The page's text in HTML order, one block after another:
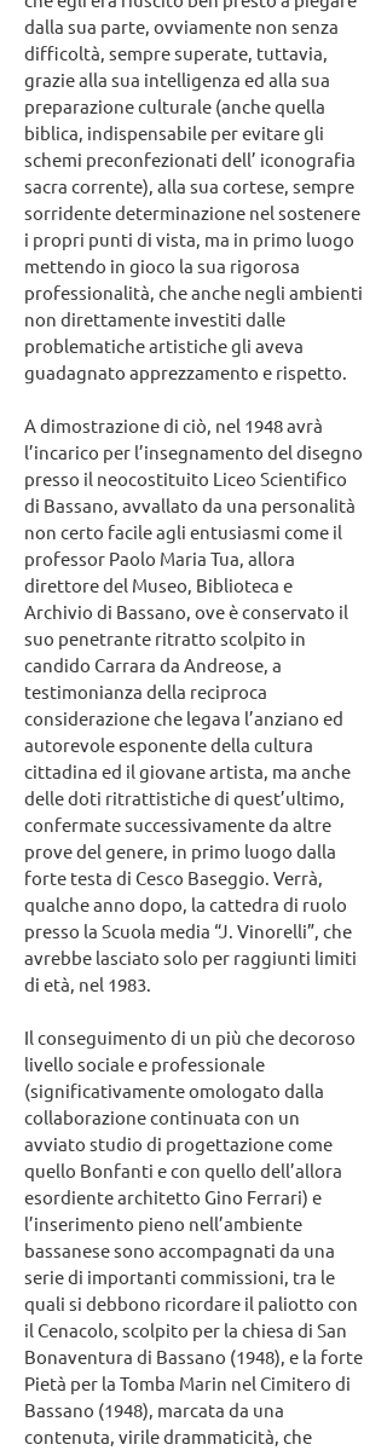
dalla sua parte, ovviamente non senza
difficoltà, sempre superate, tuttavia,
grazie alla sua intelligenza ed alla sua
preparazione culturale (anche quella
biblica, indispensabile per evitare gli
schemi preconfezionati dell’ iconografia
sacra corrente), alla sua cortese, sempre
sorridente determinazione nel sostenere
i propri punti di vista, ma in primo luogo
mettendo in gioco la sua rigorosa
professionalità, che anche negli ambienti
non direttamente investiti dalle
problematiche artistiche gli aveva
guadagnato apprezzamento e rispetto.
A dimostrazione di ciò, nel 1948 avrà
l’incarico per l’insegnamento del disegno
presso il neocostituito Liceo Scientifico
di Bassano, avvallato da una personalità
non certo facile agli entusiasmi come il
professor Paolo Maria Tua, allora
direttore del Museo, Biblioteca e
Archivio di Bassano, ove è conservato il
suo penetrante ritratto scolpito in
candido Carrara da Andreose, a
testimonianza della reciproca
considerazione che legava l’anziano ed
autorevole esponente della cultura
cittadina ed il giovane artista, ma anche
delle doti ritrattistiche di quest’ultimo,
confermate successivamente da altre
prove del genere, in primo luogo dalla
forte testa di Cesco Baseggio. Verrà,
qualche anno dopo, la cattedra di ruolo
presso la Scuola media “J. Vinorelli”, che
avrebbe lasciato solo per raggiunti limiti
di età, nel 1983.
Il conseguimento di un più che decoroso
livello sociale e professionale
(significativamente omologato dalla
collaborazione continuata con un
avviato studio di progettazione come
quello Bonfanti e con quello dell’allora
esordiente architetto Gino Ferrari) e
l’inserimento pieno nell’ambiente
bassanese sono accompagnati da una
serie di importanti commissioni, tra le
quali si debbono ricordare il paliotto con
il Cenacolo, scolpito per la chiesa di San
Bonaventura di Bassano (1948), e la forte
Pietà per la Tomba Marin nel Cimitero di
Bassano (1948), marcata da una
contenuta, virile drammaticità, che